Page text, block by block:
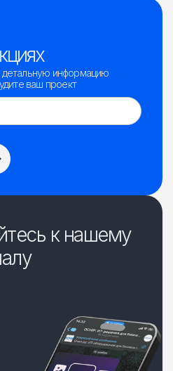
детальную информацию
ваш проект
к нашему